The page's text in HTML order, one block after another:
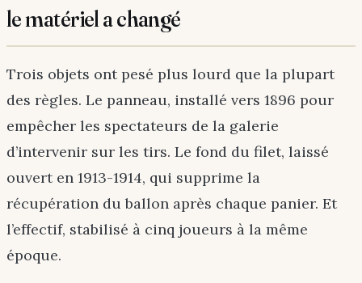
le matériel a changé
Trois objets ont pesé plus lourd que la plupart
des règles. Le panneau, installé vers 1896 pour
empêcher les spectateurs de la galerie
d’intervenir sur les tirs. Le fond du filet, laissé
ouvert en 1913-1914, qui supprime la
récupération du ballon après chaque panier. Et
l’effectif, stabilisé à cinq joueurs à la même
époque.